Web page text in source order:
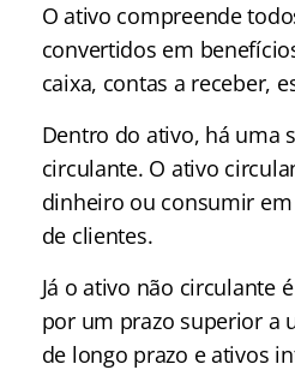
O ativo compreende
convertidos em
caixa, contas a receber,
Dentro do ativo, há uma
circulante. O ativo
dinheiro ou consumir
de clientes.
Já o ativo não circulante
por um prazo superior a
de longo prazo e ativos